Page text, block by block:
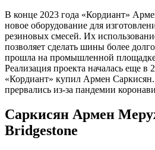
В конце 2023 года «Кордиант»
новое оборудование для
резиновых смесей. Их
позволяет сделать шины более
прошла на промышленной
Реализация проекта началась еще в
«Кордиант» купил Армен
прервались из-за пандемии
Саркисян Армен
Bridgestone